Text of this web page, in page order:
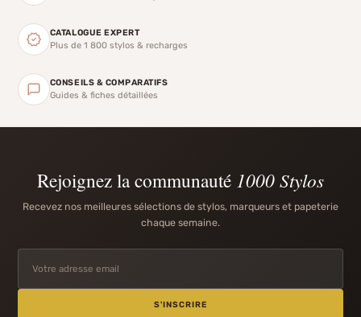
CATALOGUE EXPERT
Plus de 1 800 stylos & recharges
CONSEILS & COMPARATIFS
Guides & fiches détaillées
Rejoignez la communauté 1000 Stylos
Recevez nos meilleures sélections de stylos, marqueurs et papeterie
chaque semaine.
S'INSCRIRE